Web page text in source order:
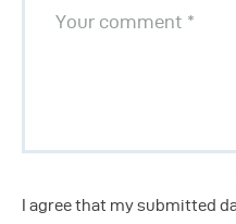
I agree that my submitted